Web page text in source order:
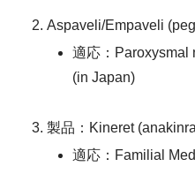
Aspaveli/Empaveli
適応：Paroxysmal
(in Japan)
製品：Kineret
適応：Familial